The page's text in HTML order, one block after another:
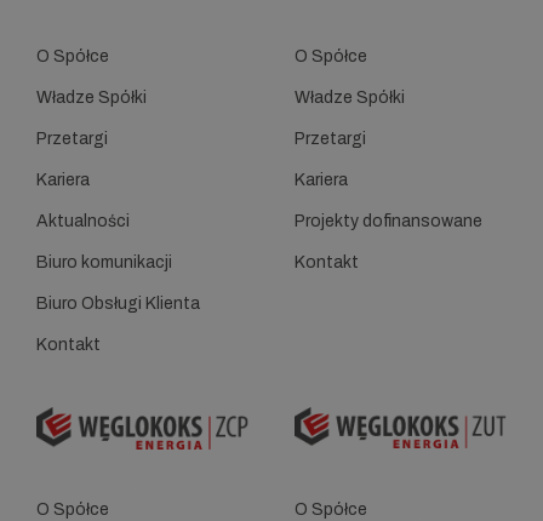
O Spółce
Władze Spółki
Przetargi
Kariera
Aktualności
Biuro komunikacji
Biuro Obsługi Klienta
Kontakt
O Spółce
Władze Spółki
Przetargi
Kariera
Projekty dofinansowane
Kontakt
O Spółce O Spółce